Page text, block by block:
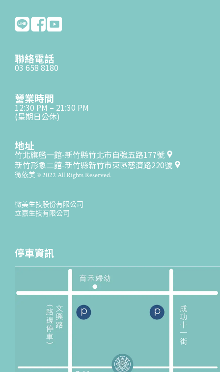
聯絡電話
03 658 8180
營業時間
12:30 PM – 21:30 PM
(星期日公休)
地址
竹北旗艦一館-新竹縣竹北市自強五路177號
新竹形象二館-新竹縣新竹市東區慈濟路220號
微依美 © 2022 All Rights Reserved.
微美生技股份有限公司
立嘉生技有限公司
停車資訊